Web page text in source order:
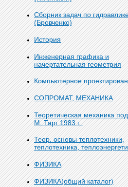
Сборник задач по
(Бровченко)
История
Инженерная графика и
начертательная геометрия
Компьютерное
СОПРОМАТ, МЕХАНИКА
Теоретическая механика
М. Тарг 1983 г.
Теор. основы теплотехники,
теплотехника,
ФИЗИКА
ФИЗИКА(общий каталог)